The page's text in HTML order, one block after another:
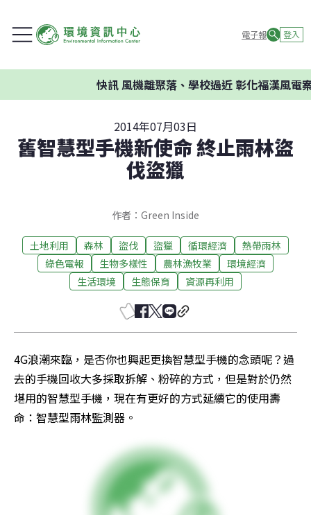
電子報 登入
快訊風機離聚落、學校過近 彰化福漢風電案
2014年07月03日
舊智慧型手機新使命 終止雨林盜
伐盜獵
作者：Green Inside
土地利用 森林 盜伐 盜獵 循環經濟
熱帶雨林
綠色電報
生物多樣性 農林漁牧業
環境經濟
生活環境
生態保育 資源再利用
4G浪潮來臨，是否你也興起更換智慧型手機的念頭呢？過
去的手機回收大多採取拆解、粉碎的方式，但是對於仍然
堪用的智慧型手機，現在有更好的方式延續它的使用壽
命：智慧型雨林監測器。